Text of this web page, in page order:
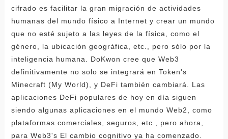
cifrado es facilitar la gran migración de actividades
humanas del mundo físico a Internet y crear un mundo
que no esté sujeto a las leyes de la física, como el
género, la ubicación geográfica, etc., pero sólo por la
inteligencia humana. DoKwon cree que Web3
definitivamente no solo se integrará en Token's
Minecraft (My World), y DeFi también cambiará. Las
aplicaciones DeFi populares de hoy en día siguen
siendo algunas aplicaciones en el mundo Web2, como
plataformas comerciales, seguros, etc., pero ahora,
para Web3's El cambio cognitivo ya ha comenzado.